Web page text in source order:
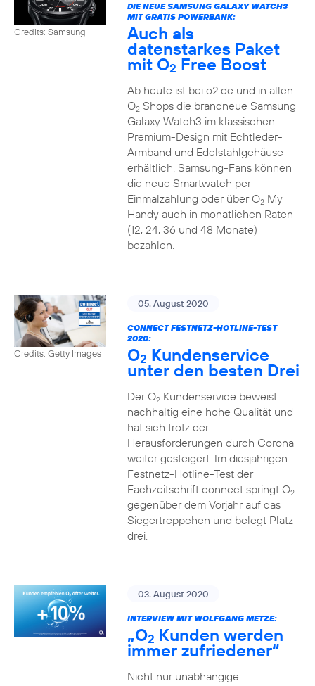
Credits: Samsung
DIE NEUE SAMSUNG GALAXY WATCH3
MIT GRATIS POWERBANK:
Auch als
datenstarkes Paket
mit O2 Free Boost
Ab heute ist bei o2.de und in allen
O2Shops die brandneue Samsung
Galaxy Watch3 im klassischen
Premium-Design mit Echtleder-
Armband und Edelstahlgehäuse
erhältlich. Samsung-Fans können
die neue Smartwatch per
Einmalzahlung oder über O2My
Handy auch in monatlichen Raten
(12, 24, 36 und 48 Monate)
bezahlen.
Credits: Getty Images
05. August 2020
CONNECT FESTNETZ-HOTLINE-TEST
2020:
O2 Kundenservice
unter den besten Drei
Der O2Kundenservice beweist
nachhaltig eine hohe Qualität und
hat sich trotz der
Herausforderungen durch Corona
weiter gesteigert: Im diesjährigen
Festnetz-Hotline-Test der
Fachzeitschrift connect springt O2
gegenüber dem Vorjahr auf das
Siegertreppchen und belegt Platz
drei.
03. August 2020
INTERVIEW MIT WOLFGANG METZE:
„O2 Kunden werden
immer zufriedener“
Nicht nur unabhängige